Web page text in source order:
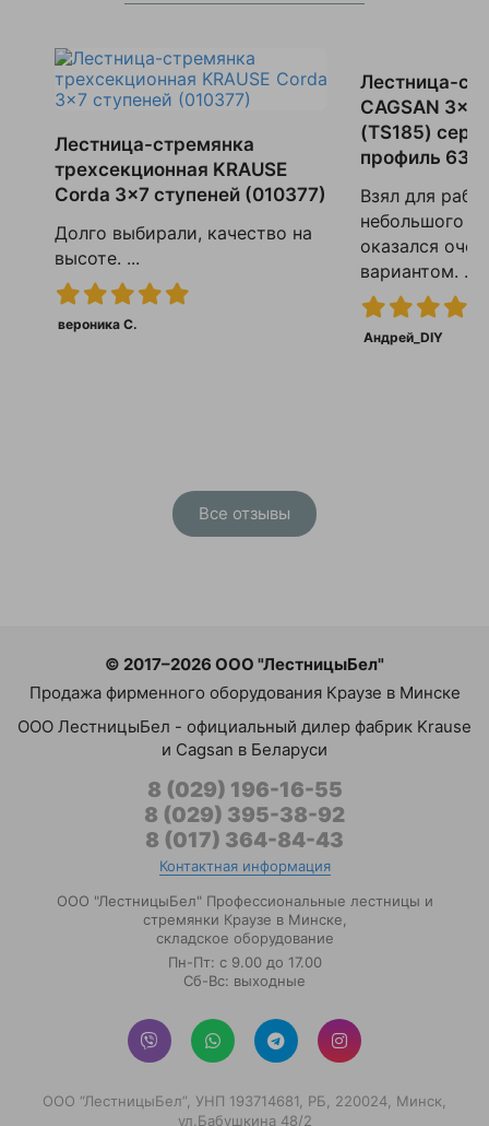
Лестница-стремянка
трехсекционная KRAUSE
Corda 3x7 ступеней (010377)
Долго выбирали, качество на
высоте. ...
вероника С.
Лестница-
CAGSAN 3x9
(TS185)
профиль 63
Взял для
небольшого
оказался
вариантом. ...
Андрей_DIY
Все отзывы
© 2017–2026 ООО "ЛестницыБел"
Продажа фирменного оборудования Краузе в Минске
ООО ЛестницыБел - официальный дилер фабрик Krause
и Cagsan в Беларуси
8 (029) 196-16-55
8 (029) 395-38-92
8 (017) 364-84-43
Контактная информация
ООО "ЛестницыБел" Профессиональные лестницы и
стремянки Краузе в Минске
складское оборудование
Пн-Пт: с 9.00 до 17.00
Сб-Вс: выходные
ООО “ЛестницыБел”, УНП 193714681, РБ, 220024, Минск,
ул.Бабушкина 48/2